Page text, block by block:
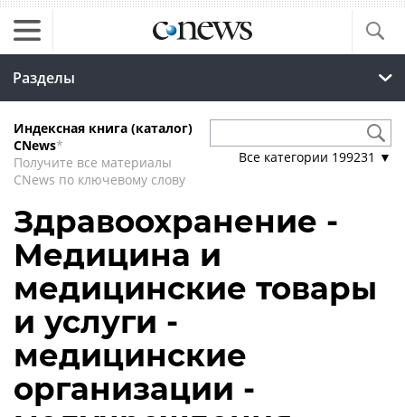
Разделы
Индексная книга (каталог)
CNews*
Получите все материалы
CNews по ключевому слову
Все категории 199231 ▼
Здравоохранение -
Медицина и
медицинские товары
и услуги -
медицинские
организации -